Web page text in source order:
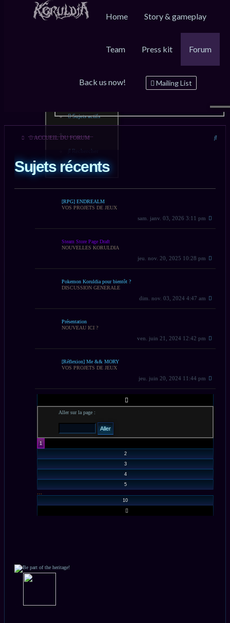
Home Story & gameplay
Team Press kit Forum
Mailing List
Back us now!
Messages non lus
Sujets actifs
Rechercher
Connexion
Inscription
FAQ
ACCUEIL DU FORUM
Sujets récents
[RPG] ENDREALM
VOS PROJETS DE JEUX
sam. janv. 03, 2026 3:11 pm
Steam Store Page Draft
NOUVELLES KORULDIA
jeu. nov. 20, 2025 10:28 pm
Pokemon Koruldia pour bientôt ?
DISCUSSION GENERALE
dim. nov. 03, 2024 4:47 am
Présentation
NOUVEAU ICI ?
ven. juin 21, 2024 12:42 pm
[Réflexion] Me && MORY
VOS PROJETS DE JEUX
jeu. juin 20, 2024 11:44 pm
PAGE
Aller sur la page :
1
2
3
4
5
10
SUIVANT